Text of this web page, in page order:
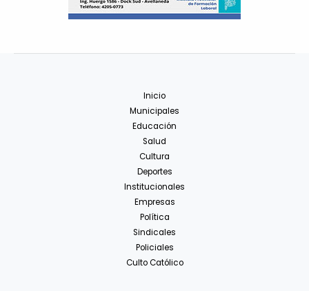
Inicio
Municipales
Educación
Salud
Cultura
Deportes
Institucionales
Empresas
Política
Sindicales
Policiales
Culto Católico